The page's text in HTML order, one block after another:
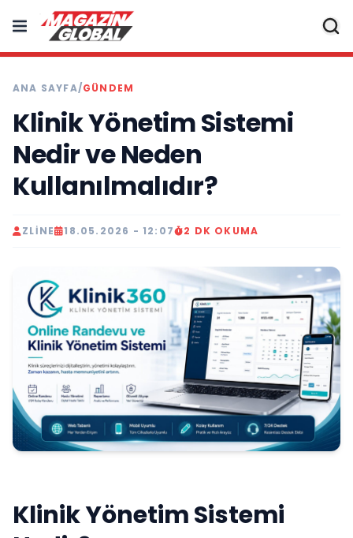
ANA SAYFA/GÜNDEM
Klinik Yönetim Sistemi
Nedir ve Neden
Kullanılmalıdır?
ZLINE 18.05.2026 - 12:07 2 DK OKUMA
Klinik Yönetim Sistemi